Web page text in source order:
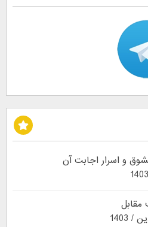
و اسرار اجابت آن